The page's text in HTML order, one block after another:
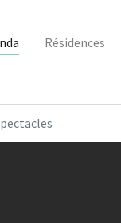
Résidences